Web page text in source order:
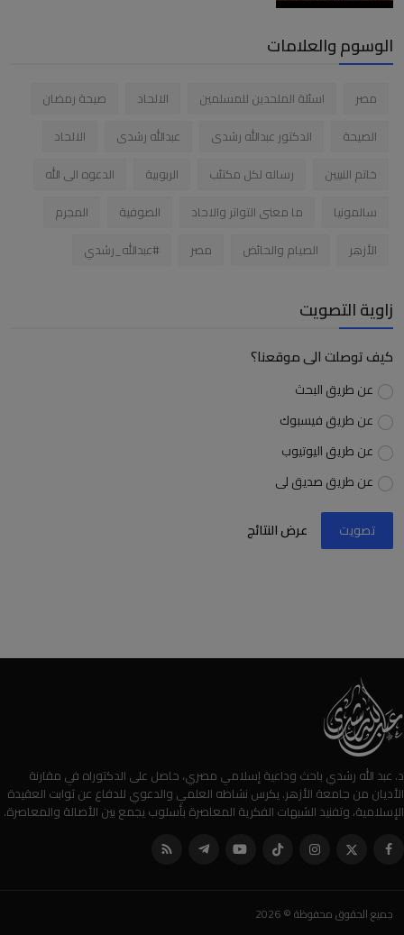
الوسوم والعلامات
مصر اسئلة الملحدين للمسلمين الالحاد
صيحة رمضان
الصيحة
الدكتور عبدالله رشدى عبدالله رشدى
الالحاد
خاتم النبيين
رساله لكل مكتئب الربوبية
الدعوه الى الله
سالمونيا
ما معنى التواتر والاحاد الصوفية
المجرم
الأزهر
الصيام والحائض مصر #عبدالله_رشدي
زاوية التصويت
كيف توصلت الى موقعنا؟
عن طريق البحث
عن طريق فيسبوك
عن طريق اليوتيوب
عن طريق صديق لى
تصويت عرض النتائج
د. عبد الله رشدي باحث وداعية إسلامي مصري، حاصل على الدكتوراه في مقارنة
الأديان من جامعة الأزهر. يكرس نشاطه العلمي والدعوي للدفاع عن ثوابت العقيدة
الإسلامية، وتفنيد الشبهات الفكرية المعاصرة بأسلوب يجمع بين الأصالة والمعاصرة.
جميع الحقوق محفوظة © 2026